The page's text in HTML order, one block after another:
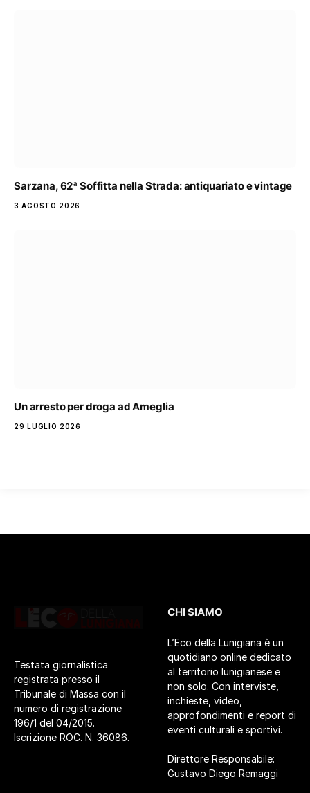
Sarzana, 62ª Soffitta nella Strada: antiquariato e vintage
3 AGOSTO 2026
Un arresto per droga ad Ameglia
29 LUGLIO 2026
Testata giornalistica
registrata presso il
Tribunale di Massa con il
numero di registrazione
196/1 del 04/2015.
Iscrizione ROC. N. 36086.
CHI SIAMO
L’Eco della Lunigiana è un
quotidiano online dedicato
al territorio lunigianese e
non solo. Con interviste,
inchieste, video,
approfondimenti e report di
eventi culturali e sportivi.
Direttore Responsabile:
Gustavo Diego Remaggi